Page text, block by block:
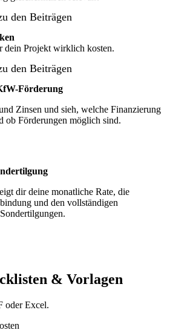
den Beiträgen
dein Projekt wirklich kosten.
den Beiträgen
Förderung
Zinsen und sieh, welche Finanzierung
ob Förderungen möglich sind.
dir deine monatliche Rate, die
und den vollständigen
& Vorlagen
oder Excel.